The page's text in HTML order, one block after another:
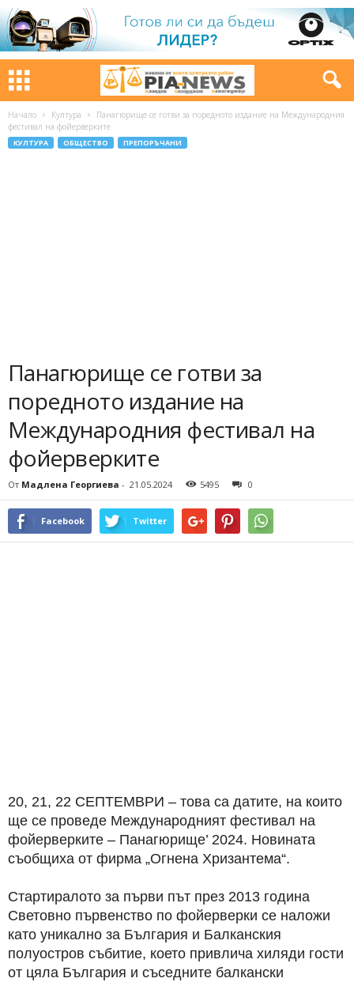
Начало Култура
Панагюрище се готви за поредното издание на Международния
фестивал на фойерверките
КУЛТУРА ОБЩЕСТВО ПРЕПОРЪЧАНИ
Панагюрище се готви за
поредното издание на
Международния фестивал на
фойерверките
От Мадлена Георгиева - 21.05.2024 5495 0
Facebook Twitter
20, 21, 22 СЕПТЕМВРИ – това са датите, на които
ще се проведе Международният фестивал на
фойерверките – Панагюрище’ 2024. Новината
съобщиха от фирма „Огнена Хризантема“.
Стартиралото за първи път през 2013 година
Световно първенство по фойерверки се наложи
като уникално за България и Балканския
полуостров събитие, което привлича хиляди гости
от цяла България и съседните балкански